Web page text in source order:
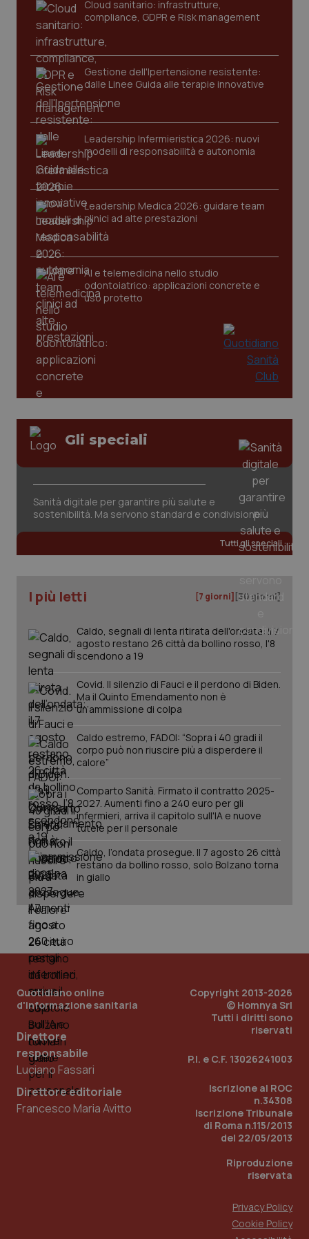
Cloud sanitario: infrastrutture,
compliance, GDPR e Risk management
Gestione dell'Ipertensione resistente:
dalle Linee Guida alle terapie innovative
Leadership Infermieristica 2026: nuovi
modelli di responsabilità e autonomia
Leadership Medica 2026: guidare team
clinici ad alte prestazioni
AI e telemedicina nello studio
odontoiatrico: applicazioni concrete e
uso protetto
Gli speciali
Sanità digitale per garantire più salute e
sostenibilità. Ma servono standard e condivisione
Tutti gli speciali
I più letti [7 giorni] [30 giorni]
Caldo, segnali di lenta ritirata dell'ondata: il 7
agosto restano 26 città da bollino rosso, l'8
scendono a 19
Covid. Il silenzio di Fauci e il perdono di Biden.
Ma il Quinto Emendamento non è
un’ammissione di colpa
Caldo estremo, FADOI: “Sopra i 40 gradi il
corpo può non riuscire più a disperdere il
calore”
Comparto Sanità. Firmato il contratto 2025-
2027. Aumenti fino a 240 euro per gli
infermieri, arriva il capitolo sull'IA e nuove
tutele per il personale
Caldo, l’ondata prosegue. Il 7 agosto 26 città
restano da bollino rosso, solo Bolzano torna
in giallo
Quotidiano online
d'informazione sanitaria
Direttore
responsabile
Luciano Fassari
Direttore editoriale
Francesco Maria Avitto
Copyright 2013-2026
© Homnya Srl
Tutti i diritti sono
riservati
P.I. e C.F. 13026241003
Iscrizione al ROC
n.34308
Iscrizione Tribunale
di Roma n.115/2013
del 22/05/2013
Riproduzione
riservata
Privacy Policy
Cookie Policy
navigazione sulle pagine e l'accesso alle aree
protette del sito. Il sito web non è in grado di
funzionare correttamente senza questi cookie.
Nome
VISITOR_PRIVACY_METADATA
YouTube
.youtube.com
CookieScriptConsent
CookieScript
tracking-sites-ironfish-
www.quotidianosanita.it
session-id
www.quotidianosanita.it
.quotidianosanita.it
PHPSESSID
.quotidianosanita.it
1